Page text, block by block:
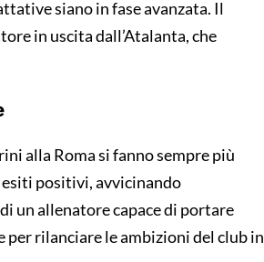
siano in fase avanzata. Il
in uscita dall’Atalanta, che
alla Roma si fanno sempre più
esiti positivi, avvicinando
un allenatore capace di portare
per rilanciare le ambizioni del club in